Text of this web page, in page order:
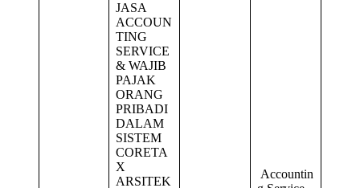
JASA
ACCOUN
TING
SERVICE
& WAJIB
PAJAK
ORANG
PRIBADI
DALAM
SISTEM
CORETA
X
ARSITEK
Accountin